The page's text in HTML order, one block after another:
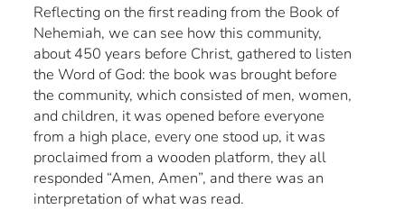
Reflecting on the first reading from the Book of
Nehemiah, we can see how this community,
about 450 years before Christ, gathered to listen
the Word of God: the book was brought before
the community, which consisted of men, women,
and children, it was opened before everyone
from a high place, every one stood up, it was
proclaimed from a wooden platform, they all
responded “Amen, Amen”, and there was an
interpretation of what was read.